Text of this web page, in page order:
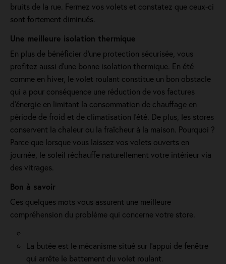
bruits de la rue. Fermez vos volets et constatez que ceux-ci
sont fortement diminués.
Une meilleure isolation thermique
En plus de bénéficier d'une protection sécurisée, vous
profitez aussi d'une bonne isolation thermique. En été
comme en hiver, le volet roulant constitue un bon obstacle
qui a pour conséquence une réduction de vos factures
d’énergie en limitant la consommation de chauffage en
période de froid et de climatisation l’été. De plus, les stores
conservent la chaleur ou la fraîcheur à la maison. Pourquoi ?
Parce que lorsque vous laissez vos volets ouverts en
journée, le soleil réchauffe naturellement votre intérieur via
des vitrages.
Bon à savoir
Ces quelques mots vous assurent une meilleure
compréhension du problème qui concerne votre store.
La butée est le mécanisme situé sur l’appui de fenêtre
qui arrête le battement du volet roulant.